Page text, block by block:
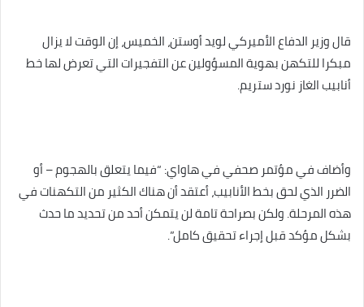
قال وزير الدفاع الأميركي لويد أوستن، الخميس، إن الوقت لا يزال
مبكرا للتكهن بهوية المسؤولين عن التفجيرات التي تعرض لها خط
أنابيب الغاز نورد ستريم.
وأضاف في مؤتمر صحفي في هاواي: “فيما يتعلق بالهجوم – أو
الضرر الذي لحق بخط الأنابيب، أعتقد أن هناك الكثير من التكهنات في
هذه المرحلة. ولكن بصراحة تامة لن يتمكن أحد من تحديد ما حدث
بشكل مؤكد قبل إجراء تحقيق كامل”.